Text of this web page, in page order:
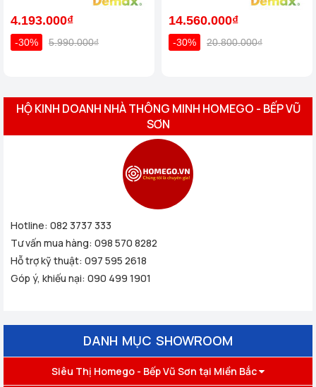
4.193.000₫
-30% 5.990.000₫
14.560.000₫
-30% 20.800.000₫
HỘ KINH DOANH NHÀ THÔNG MINH HOMEGO - BẾP VŨ
SƠN
Hotline: 082 3737 333
Tư vấn mua hàng: 098 570 8282
Hỗ trợ kỹ thuật: 097 595 2618
Góp ý, khiếu nại: 090 499 1901
DANH MỤC SHOWROOM
Siêu Thị Homego - Bếp Vũ Sơn tại Miền Bắc